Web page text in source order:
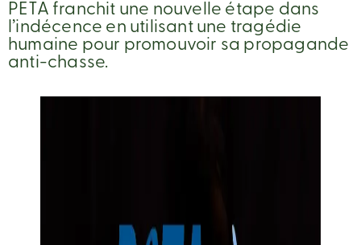
PETA franchit une nouvelle étape dans
l’indécence en utilisant une tragédie
humaine pour promouvoir sa propagande
anti-chasse.